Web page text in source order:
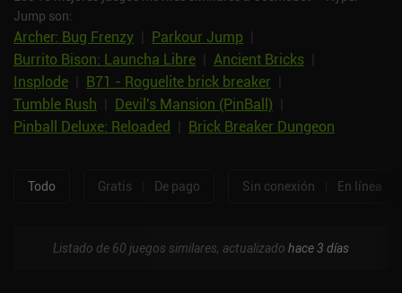
Jump son:
Archer: Bug Frenzy Parkour Jump
Burrito Bison: Launcha Libre
Ancient Bricks
Insplode
B71 - Roguelite brick breaker
Tumble Rush
Devil's Mansion (PinBall)
Pinball Deluxe: Reloaded
Brick Breaker Dungeon
Todo Gratis De pago Sin conexión En línea
Listado de 60 juegos similares, actualizado hace 3 días